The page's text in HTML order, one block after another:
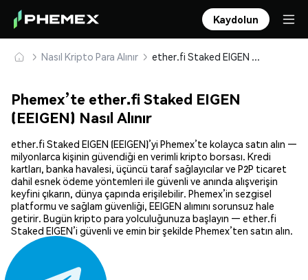
Kaydolun
Nasıl Kripto Para Alınır ether.fi Staked EIGEN (EEIGEN) Güvenle Satın Alın ve Saklayın
Phemex’te ether.fi Staked EIGEN
(EEIGEN) Nasıl Alınır
ether.fi Staked EIGEN (EEIGEN)’yi Phemex’te kolayca satın alın —
milyonlarca kişinin güvendiği en verimli kripto borsası. Kredi
kartları, banka havalesi, üçüncü taraf sağlayıcılar ve P2P ticaret
dahil esnek ödeme yöntemleri ile güvenli ve anında alışverişin
keyfini çıkarın, dünya çapında erişilebilir. Phemex’in sezgisel
platformu ve sağlam güvenliği, EEIGEN alımını sorunsuz hale
getirir. Bugün kripto para yolculuğunuza başlayın — ether.fi
Staked EIGEN’i güvenli ve emin bir şekilde Phemex’ten satın alın.